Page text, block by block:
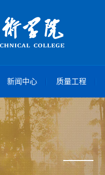
新闻中心 质量工程